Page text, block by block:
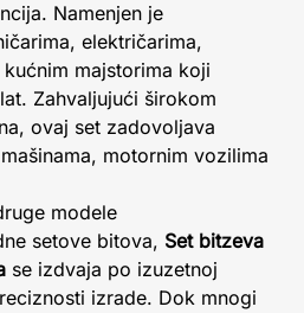
Namenjen je
električarima,
majstorima koji
Zahvaljujući širokom
ovaj set zadovoljava
motornim vozilima
modele
setove bitova, Set bitzeva
se izdvaja po izuzetnoj
izrade. Dok mnogi